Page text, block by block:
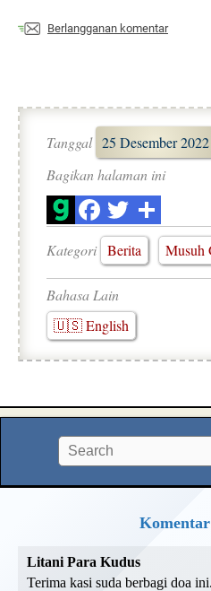
Berlangganan komentar
Tanggal 25 Desember 2022
Bagikan halaman ini
Kategori Berita Musuh
Bahasa Lain
🇺🇸 English
Litani Para Kudus
Terima kasi suda berbagi doa